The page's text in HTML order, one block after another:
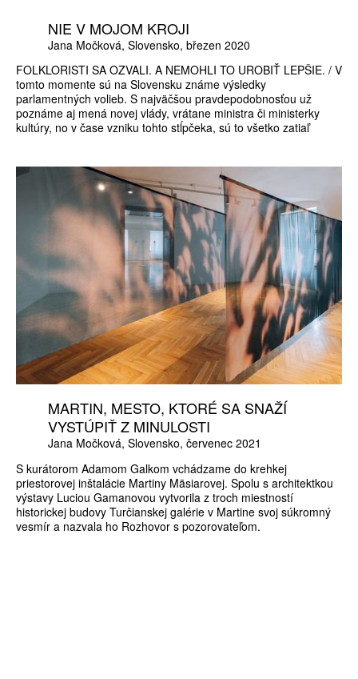
NIE V MOJOM KROJI
Jana Močková Slovensko březen 2020
FOLKLORISTI SA OZVALI. A NEMOHLI TO UROBIŤ LEPŠIE. / V
tomto momente sú na Slovensku známe výsledky
parlamentných volieb. S najväčšou pravdepodobnosťou už
poznáme aj mená novej vlády, vrátane ministra či ministerky
kultúry, no v čase vzniku tohto stĺpčeka, sú to všetko zatiaľ
MARTIN, MESTO, KTORÉ SA SNAŽÍ
VYSTÚPIŤ Z MINULOSTI
Jana Močková Slovensko červenec 2021
S kurátorom Adamom Galkom vchádzame do krehkej
priestorovej inštalácie Martiny Mäsiarovej. Spolu s architektkou
výstavy Luciou Gamanovou vytvorila z troch miestností
historickej budovy Turčianskej galérie v Martine svoj súkromný
vesmír a nazvala ho Rozhovor s pozorovateľom.